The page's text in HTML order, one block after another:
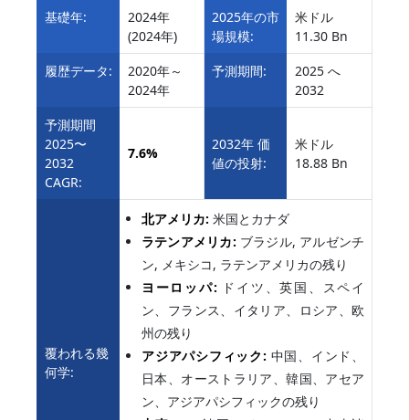
基礎年:
2024年
(2024年)
2025年の市
場規模:
米ドル
11.30 Bn
履歴データ:
2020年～
2024年
予測期間:
2025 へ
2032
予測期間
2025〜
2032
CAGR:
7.6%
2032年 価
値の投射:
米ドル
18.88 Bn
覆われる幾
何学:
北アメリカ: 米国とカナダ
ラテンアメリカ: ブラジル, アルゼンチ
ン, メキシコ, ラテンアメリカの残り
ヨーロッパ: ドイツ、英国、スペイ
ン、フランス、イタリア、ロシア、欧
州の残り
アジアパシフィック: 中国、インド、
日本、オーストラリア、韓国、アセア
ン、アジアパシフィックの残り